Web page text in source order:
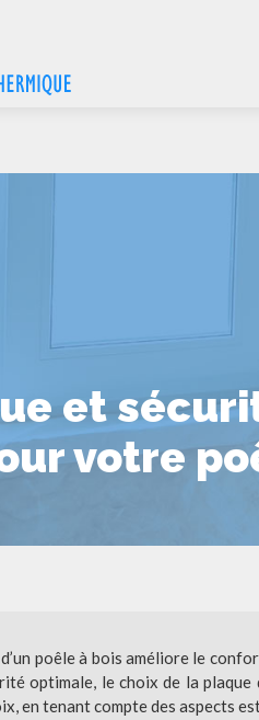
et
votre
poêle à bois améliore le
optimale, le choix de la
en tenant compte des aspects